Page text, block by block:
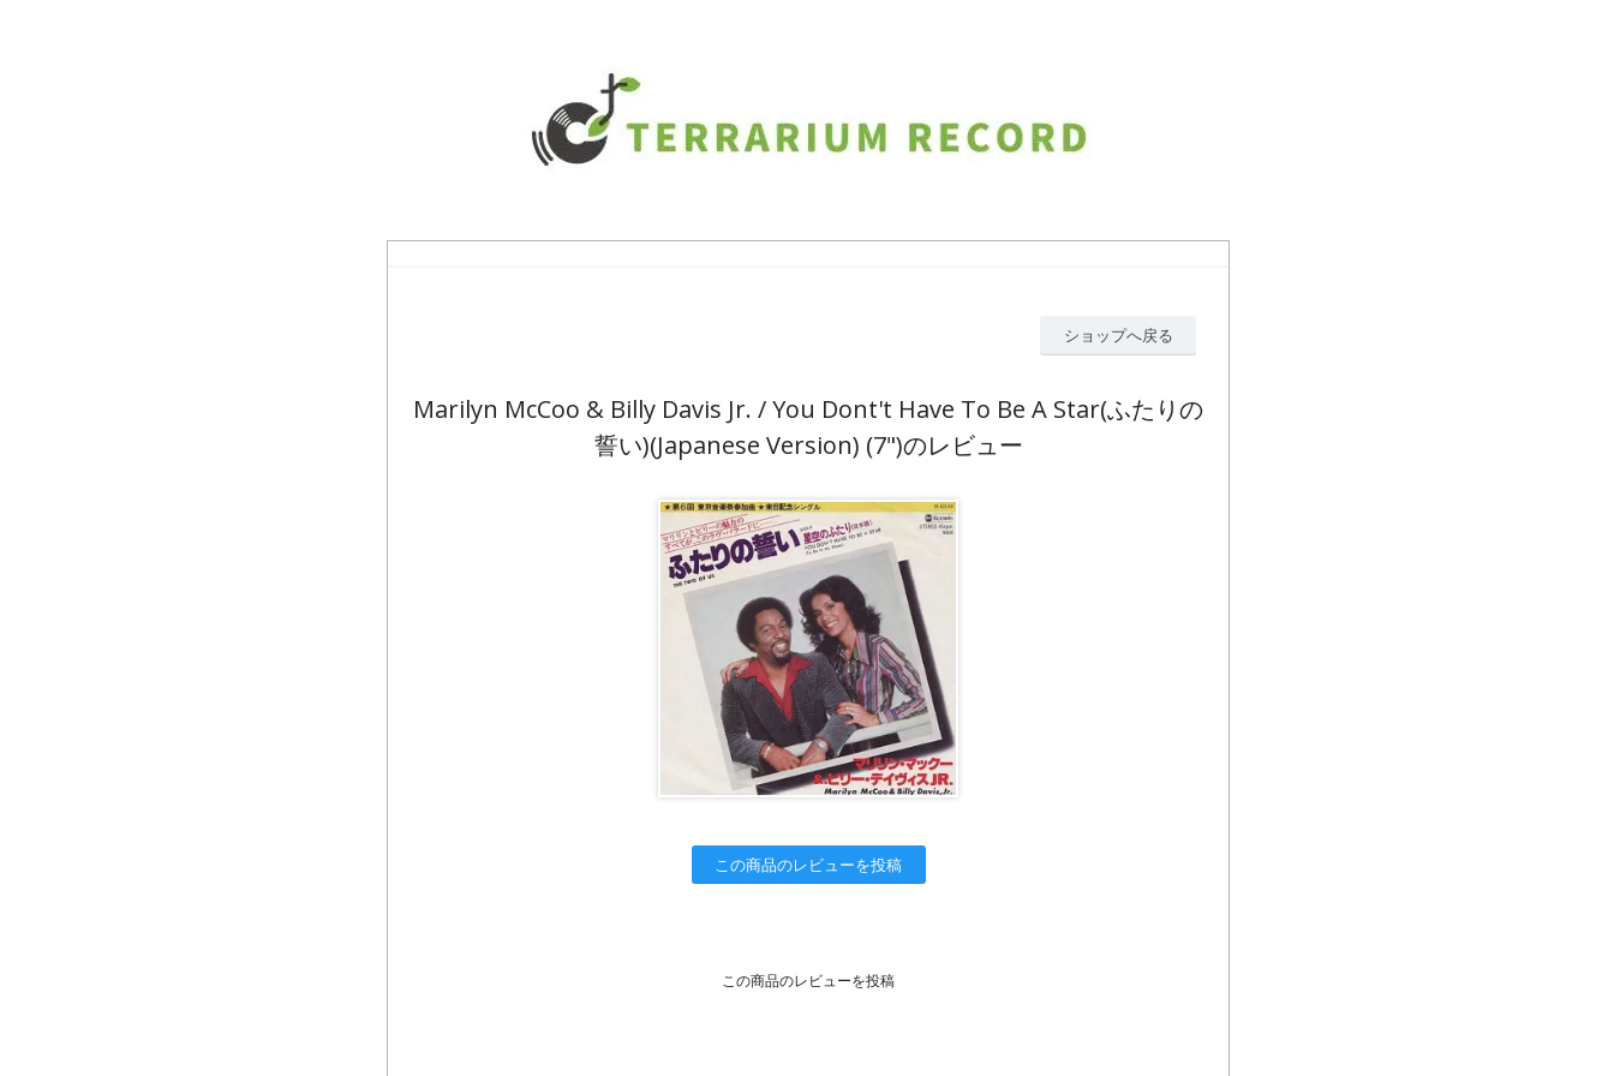
ショップへ戻る
Marilyn McCoo & Billy Davis Jr. / You Dont't Have To Be A Star(ふたりの
誓い)(Japanese Version) (7")のレビュー
この商品のレビューを投稿
この商品のレビューを投稿